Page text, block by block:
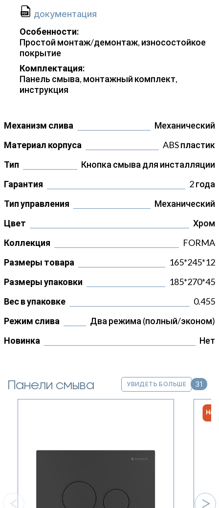
документация
Особенности:
Простой монтаж/демонтаж, износостойкое
покрытие
Комплектация:
Панель смыва, монтажный комплект,
инструкция
Механизм слива
Механический
Материал корпуса
ABS пластик
Тип
Кнопка смыва для инсталляции
Гарантия
2 года
Тип управления
Механический
Цвет
Хром
Коллекция
FORMA
Размеры товара
165*245*12
Размеры упаковки
185*270*45
Вес в упаковке
0.455
Режим слива
Два режима (полный/эконом)
Новинка
Нет
Панели смыва УВИДЕТЬ БОЛЬШЕ 31